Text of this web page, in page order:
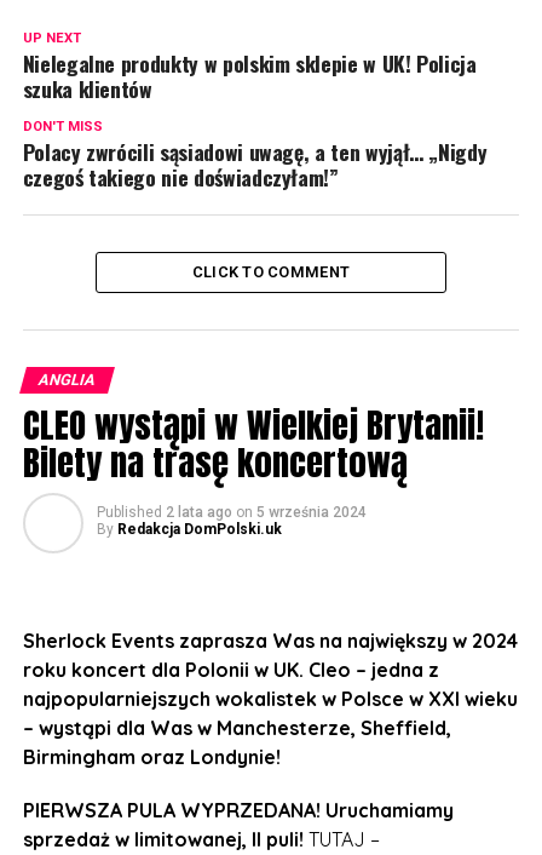
UP NEXT
Nielegalne produkty w polskim sklepie w UK! Policja
szuka klientów
DON'T MISS
Polacy zwrócili sąsiadowi uwagę, a ten wyjął… „Nigdy
czegoś takiego nie doświadczyłam!”
CLICK TO COMMENT
ANGLIA
CLEO wystąpi w Wielkiej Brytanii!
Bilety na trasę koncertową
Published 2 lata ago on 5 września 2024
By Redakcja DomPolski.uk
Sherlock Events zaprasza Was na największy w 2024
roku koncert dla Polonii w UK. Cleo – jedna z
najpopularniejszych wokalistek w Polsce w XXI wieku
– wystąpi dla Was w Manchesterze, Sheffield,
Birmingham oraz Londynie!
PIERWSZA PULA WYPRZEDANA! Uruchamiamy
sprzedaż w limitowanej, II puli! TUTAJ –